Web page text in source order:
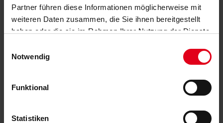
Partner führen diese Informationen möglicherweise mit
weiteren Daten zusammen, die Sie ihnen bereitgestellt
haben oder die sie im Rahmen Ihrer Nutzung der Dienste
Notwendig
Funktional
Statistiken